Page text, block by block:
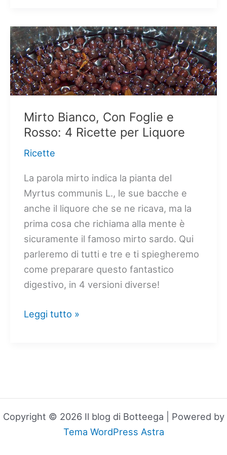
sardi
(10
Ricette!)
Mirto Bianco, Con Foglie e
Rosso: 4 Ricette per Liquore
Ricette
La parola mirto indica la pianta del
Myrtus communis L., le sue bacche e
anche il liquore che se ne ricava, ma la
prima cosa che richiama alla mente è
sicuramente il famoso mirto sardo. Qui
parleremo di tutti e tre e ti spiegheremo
come preparare questo fantastico
digestivo, in 4 versioni diverse!
Mirto
Ricette per
Leggi tutto »
Copyright © 2026 Il blog di Botteega | Powered by
Tema WordPress Astra